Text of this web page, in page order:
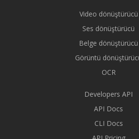
Video dönüştürücü
Ses dönüştürücü
Belge dönüştürücü
Görüntü
OCR
Developers API
API Docs
CLI Docs